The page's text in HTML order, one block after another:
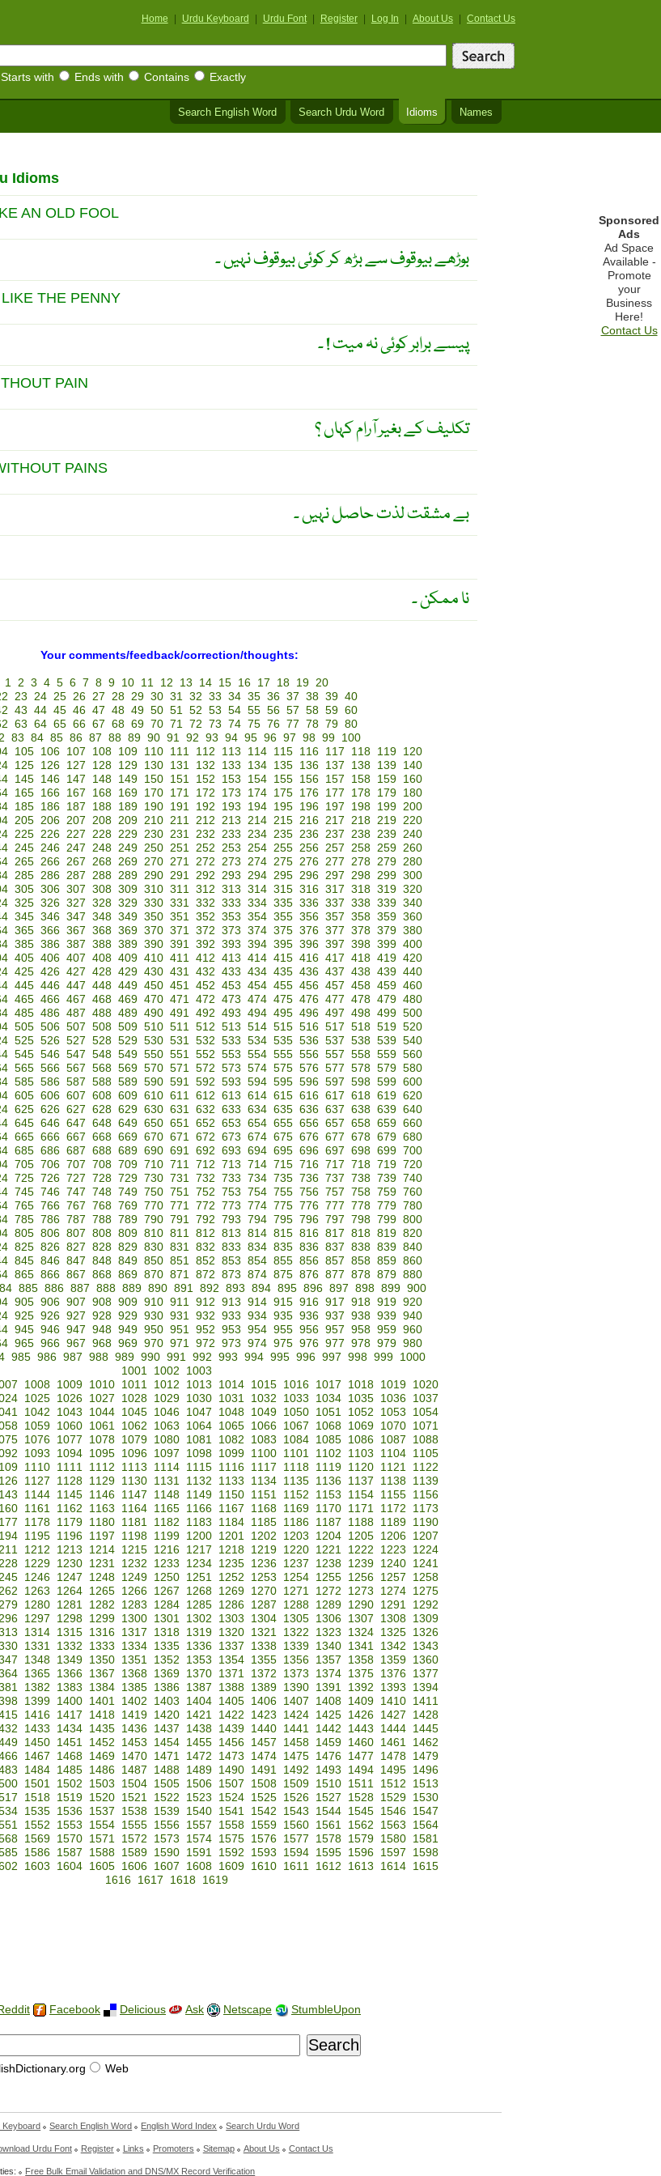
Home Urdu Keyboard Urdu Font Register Log In About Us Contact Us
Starts with Ends with Contains Exactly
Search English Word Search Urdu Word Idioms Names
Idioms
AN OLD FOOL
بوڑھے بیوقوف سے بڑھ کر کوئی بیوقوف نہیں ۔
THE PENNY
پیسے برابر کوئی نہ میت ! ۔
PAIN
تکلیف کے بغیر آرام کہاں ؟
PAINS
بے مشقت لذت حاصل نہیں ۔
نا ممکن ۔
Your comments/feedback/correction/thoughts:
1 2 3 4 5 6 7 8 9 10 11 12 13 14 15 16 17 18 19 20
23 24 25 26 27 28 29 30 31 32 33 34 35 36 37 38 39 40
43 44 45 46 47 48 49 50 51 52 53 54 55 56 57 58 59 60
63 64 65 66 67 68 69 70 71 72 73 74 75 76 77 78 79 80
83 84 85 86 87 88 89 90 91 92 93 94 95 96 97 98 99
100
105 106 107 108 109 110 111 112 113 114 115 116 117 118 119
120
125 126 127 128 129 130 131 132 133 134 135 136 137 138 139
140
145 146 147 148 149 150 151 152 153 154 155 156 157 158 159
160
165 166 167 168 169 170 171 172 173 174 175 176 177 178 179
180
185 186 187 188 189 190 191 192 193 194 195 196 197 198 199 200
205 206 207 208 209 210 211 212 213 214 215 216 217 218 219 220
225 226 227 228 229 230 231 232 233 234 235 236 237 238 239 240
245 246 247 248 249 250 251 252 253 254 255 256 257 258 259 260
265 266 267 268 269 270 271 272 273 274 275 276 277 278 279 280
285 286 287 288 289 290 291 292 293 294 295 296 297 298 299 300
305 306 307 308 309 310 311 312 313 314 315 316 317 318 319 320
325 326 327 328 329 330 331 332 333 334 335 336 337 338 339 340
345 346 347 348 349 350 351 352 353 354 355 356 357 358 359 360
365 366 367 368 369 370 371 372 373 374 375 376 377 378 379 380
385 386 387 388 389 390 391 392 393 394 395 396 397 398 399 400
405 406 407 408 409 410 411 412 413 414 415 416 417 418 419 420
425 426 427 428 429 430 431 432 433 434 435 436 437 438 439 440
445 446 447 448 449 450 451 452 453 454 455 456 457 458 459 460
465 466 467 468 469 470 471 472 473 474 475 476 477 478 479 480
485 486 487 488 489 490 491 492 493 494 495 496 497 498 499 500
505 506 507 508 509 510 511 512 513 514 515 516 517 518 519 520
525 526 527 528 529 530 531 532 533 534 535 536 537 538 539 540
545 546 547 548 549 550 551 552 553 554 555 556 557 558 559 560
565 566 567 568 569 570 571 572 573 574 575 576 577 578 579 580
585 586 587 588 589 590 591 592 593 594 595 596 597 598 599 600
605 606 607 608 609 610 611 612 613 614 615 616 617 618 619 620
625 626 627 628 629 630 631 632 633 634 635 636 637 638 639 640
645 646 647 648 649 650 651 652 653 654 655 656 657 658 659 660
665 666 667 668 669 670 671 672 673 674 675 676 677 678 679 680
685 686 687 688 689 690 691 692 693 694 695 696 697 698 699 700
705 706 707 708 709 710 711 712 713 714 715 716 717 718 719 720
725 726 727 728 729 730 731 732 733 734 735 736 737 738 739 740
745 746 747 748 749 750 751 752 753 754 755 756 757 758 759 760
765 766 767 768 769 770 771 772 773 774 775 776 777 778 779 780
785 786 787 788 789 790 791 792 793 794 795 796 797 798 799 800
805 806 807 808 809 810 811 812 813 814 815 816 817 818 819 820
825 826 827 828 829 830 831 832 833 834 835 836 837 838 839 840
845 846 847 848 849 850 851 852 853 854 855 856 857 858 859 860
865 866 867 868 869 870 871 872 873 874 875 876 877 878 879 880
885 886 887 888 889 890 891 892 893 894 895 896 897 898 899 900
905 906 907 908 909 910 911 912 913 914 915 916 917 918 919 920
925 926 927 928 929 930 931 932 933 934 935 936 937 938 939 940
945 946 947 948 949 950 951 952 953 954 955 956 957 958 959 960
965 966 967 968 969 970 971 972 973 974 975 976 977 978 979 980
985 986 987 988 989 990 991 992 993 994 995 996 997 998 999
1000
1001
1002
1003
1008 1009 1010 1011 1012 1013 1014 1015 1016 1017 1018 1019
1020
1025 1026 1027 1028 1029 1030 1031 1032 1033 1034 1035 1036
1037
1042 1043 1044 1045 1046 1047 1048 1049 1050 1051 1052 1053
1054
1059 1060 1061 1062 1063 1064 1065 1066 1067 1068 1069 1070
1071
1076 1077 1078 1079 1080 1081 1082 1083 1084 1085 1086 1087
1088
1093 1094 1095 1096 1097 1098 1099 1100 1101 1102 1103 1104
1105
1110 1111 1112 1113 1114 1115 1116 1117 1118 1119 1120 1121
1122
1127 1128 1129 1130 1131 1132 1133 1134 1135 1136 1137 1138
1139
1144 1145 1146 1147 1148 1149 1150 1151 1152 1153 1154 1155
1156
1161 1162 1163 1164 1165 1166 1167 1168 1169 1170 1171 1172
1173
1178 1179 1180 1181 1182 1183 1184 1185 1186 1187 1188 1189
1190
1195 1196 1197 1198 1199 1200 1201 1202 1203 1204 1205 1206
1207
1212 1213 1214 1215 1216 1217 1218 1219 1220 1221 1222 1223
1224
1229 1230 1231 1232 1233 1234 1235 1236 1237 1238 1239 1240
1241
1246 1247 1248 1249 1250 1251 1252 1253 1254 1255 1256 1257
1258
1263 1264 1265 1266 1267 1268 1269 1270 1271 1272 1273 1274
1275
1280 1281 1282 1283 1284 1285 1286 1287 1288 1289 1290 1291
1292
1297 1298 1299 1300 1301 1302 1303 1304 1305 1306 1307 1308
1309
1314 1315 1316 1317 1318 1319 1320 1321 1322 1323 1324 1325
1326
1331 1332 1333 1334 1335 1336 1337 1338 1339 1340 1341 1342
1343
1348 1349 1350 1351 1352 1353 1354 1355 1356 1357 1358 1359
1360
1365 1366 1367 1368 1369 1370 1371 1372 1373 1374 1375 1376
1377
1382 1383 1384 1385 1386 1387 1388 1389 1390 1391 1392 1393
1394
1399 1400 1401 1402 1403 1404 1405 1406 1407 1408 1409 1410
1411
1416 1417 1418 1419 1420 1421 1422 1423 1424 1425 1426 1427
1428
1433 1434 1435 1436 1437 1438 1439 1440 1441 1442 1443 1444
1445
1450 1451 1452 1453 1454 1455 1456 1457 1458 1459 1460 1461
1462
1467 1468 1469 1470 1471 1472 1473 1474 1475 1476 1477 1478
1479
1484 1485 1486 1487 1488 1489 1490 1491 1492 1493 1494 1495
1496
1501 1502 1503 1504 1505 1506 1507 1508 1509 1510 1511 1512
1513
1518 1519 1520 1521 1522 1523 1524 1525 1526 1527 1528 1529
1530
1535 1536 1537 1538 1539 1540 1541 1542 1543 1544 1545 1546
1547
1552 1553 1554 1555 1556 1557 1558 1559 1560 1561 1562 1563
1564
1569 1570 1571 1572 1573 1574 1575 1576 1577 1578 1579 1580
1581
1586 1587 1588 1589 1590 1591 1592 1593 1594 1595 1596 1597
1598
1603 1604 1605 1606 1607 1608 1609 1610 1611 1612 1613 1614
1615
1616
1617 1618 1619
Sponsored
Ads
Ad Space
Available -
Promote
your
Business
Here!
Contact Us
Facebook Delicious Ask Netscape StumbleUpon
Web
Keyboard Search English Word English Word Index Search Urdu Word
Urdu Font Register Links Promoters Sitemap About Us Contact Us
Free Bulk Email Validation and DNS/MX Record Verification